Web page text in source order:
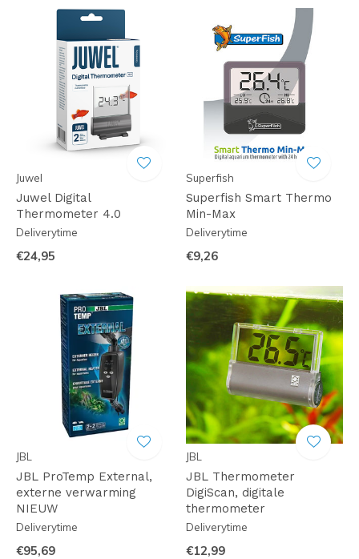
Juwel
Juwel Digital
Thermometer 4.0
Deliverytime
€24,95
Superfish
Superfish Smart Thermo
Min-Max
Deliverytime
€9,26
JBL
JBL ProTemp External,
externe verwarming
NIEUW
Deliverytime
€95,69
JBL
JBL Thermometer
DigiScan, digitale
thermometer
Deliverytime
€12,99